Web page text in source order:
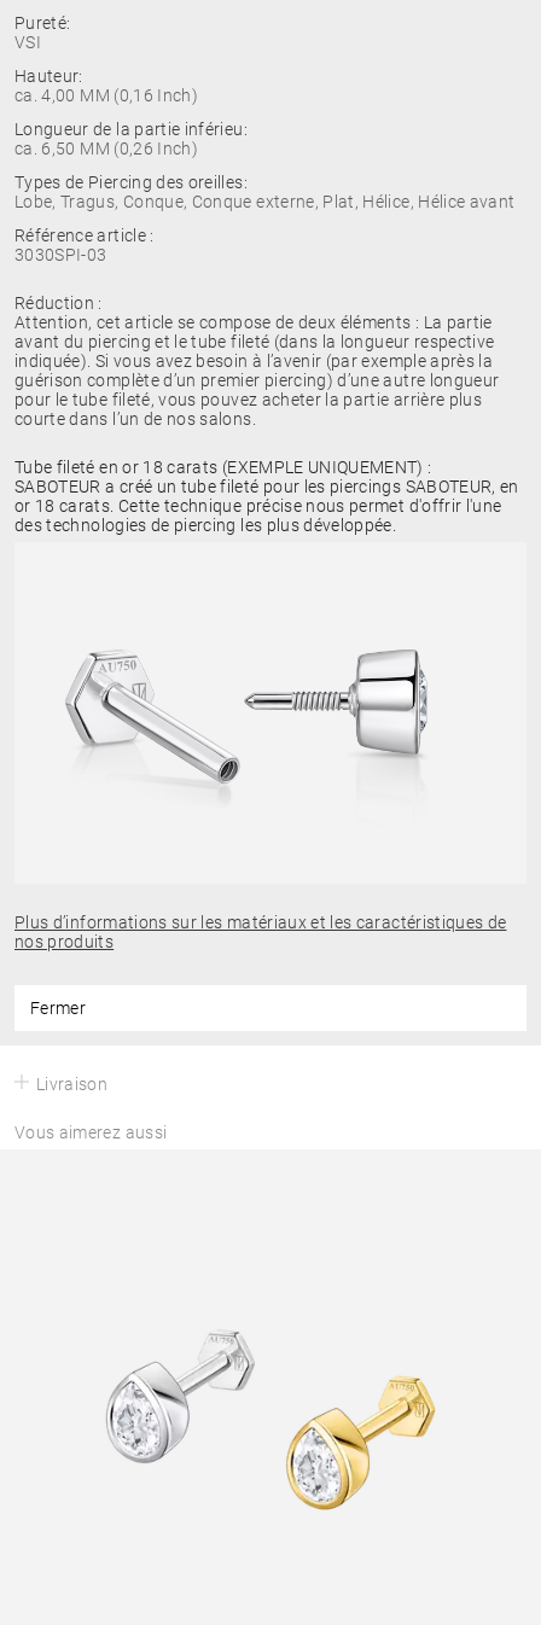
Pureté:
VSI
Hauteur:
ca. 4,00 MM (0,16 Inch)
Longueur de la partie inférieu:
ca. 6,50 MM (0,26 Inch)
Types de Piercing des oreilles:
Lobe, Tragus, Conque, Conque externe, Plat, Hélice, Hélice avant
Référence article :
3030SPI-03
Réduction :
Attention, cet article se compose de deux éléments : La partie
avant du piercing et le tube fileté (dans la longueur respective
indiquée). Si vous avez besoin à l’avenir (par exemple après la
guérison complète d’un premier piercing) d’une autre longueur
pour le tube fileté, vous pouvez acheter la partie arrière plus
courte dans l’un de nos salons.
Tube fileté en or 18 carats (EXEMPLE UNIQUEMENT) :
SABOTEUR a créé un tube fileté pour les piercings SABOTEUR, en
or 18 carats. Cette technique précise nous permet d'offrir l'une
des technologies de piercing les plus développée.
Plus d’informations sur les matériaux et les caractéristiques de
nos produits
Fermer
Livraison
Vous aimerez aussi